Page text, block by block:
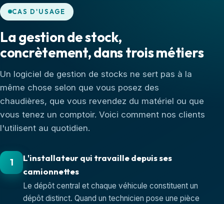
CAS D'USAGE
La gestion de stock,
concrètement, dans trois métiers
Un logiciel de gestion de stocks ne sert pas à la
même chose selon que vous posez des
chaudières, que vous revendez du matériel ou que
vous tenez un comptoir. Voici comment nos clients
l'utilisent au quotidien.
1
L'installateur qui travaille depuis ses
camionnettes
Le dépôt central et chaque véhicule constituent un
dépôt distinct. Quand un technicien pose une pièce